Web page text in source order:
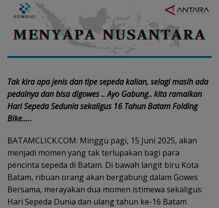
Tak kira apa jenis dan tipe sepeda kalian, selagi masih ada
pedalnya dan bisa digowes .. Ayo Gabung.. kita ramaikan
Hari Sepeda Sedunia sekaligus 16 Tahun Batam Folding
Bike…..
BATAMCLICK.COM: Minggu pagi, 15 Juni 2025, akan
menjadi momen yang tak terlupakan bagi para
pencinta sepeda di Batam. Di bawah langit biru Kota
Batam, ribuan orang akan bergabung dalam Gowes
Bersama, merayakan dua momen istimewa sekaligus:
Hari Sepeda Dunia dan ulang tahun ke-16 Batam